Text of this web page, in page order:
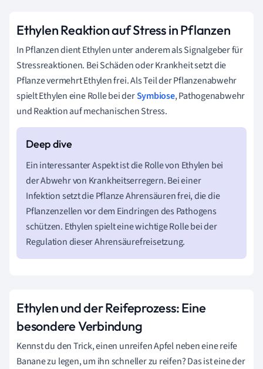
Ethylen Reaktion auf Stress in Pflanzen
In Pflanzen dient Ethylen unter anderem als Signalgeber für
Stressreaktionen. Bei Schäden oder Krankheit setzt die
Pflanze vermehrt Ethylen frei. Als Teil der Pflanzenabwehr
spielt Ethylen eine Rolle bei derSymbiose, Pathogenabwehr
und Reaktion auf mechanischen Stress.
Ein interessanter Aspekt ist die Rolle von Ethylen bei
der Abwehr von Krankheitserregern. Bei einer
Infektion setzt die Pflanze Ahrensäuren frei, die die
Pflanzenzellen vor dem Eindringen des Pathogens
schützen. Ethylen spielt eine wichtige Rolle bei der
Regulation dieser Ahrensäurefreisetzung.
Ethylen und der Reifeprozess: Eine
besondere Verbindung
Kennst du den Trick, einen unreifen Apfel neben eine reife
Banane zu legen, um ihn schneller zu reifen? Das ist eine der